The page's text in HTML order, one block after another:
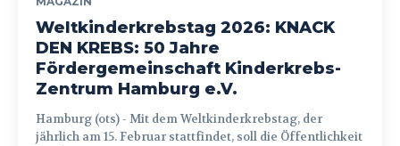
Weltkinderkrebstag 2026: KNACK
DEN KREBS: 50 Jahre
Fördergemeinschaft Kinderkrebs-
Zentrum Hamburg e.V.
Hamburg (ots) - Mit dem Weltkinderkrebstag, der
jährlich am 15. Februar stattfindet, soll die Öffentlichkeit